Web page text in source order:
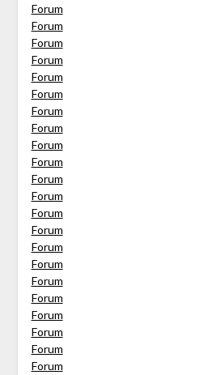
Forum
Forum
Forum
Forum
Forum
Forum
Forum
Forum
Forum
Forum
Forum
Forum
Forum
Forum
Forum
Forum
Forum
Forum
Forum
Forum
Forum
Forum